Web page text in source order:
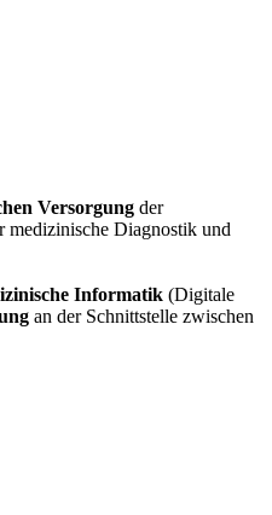
Versorgung der
medizinische Diagnostik und
Informatik (Digitale
an der Schnittstelle zwischen